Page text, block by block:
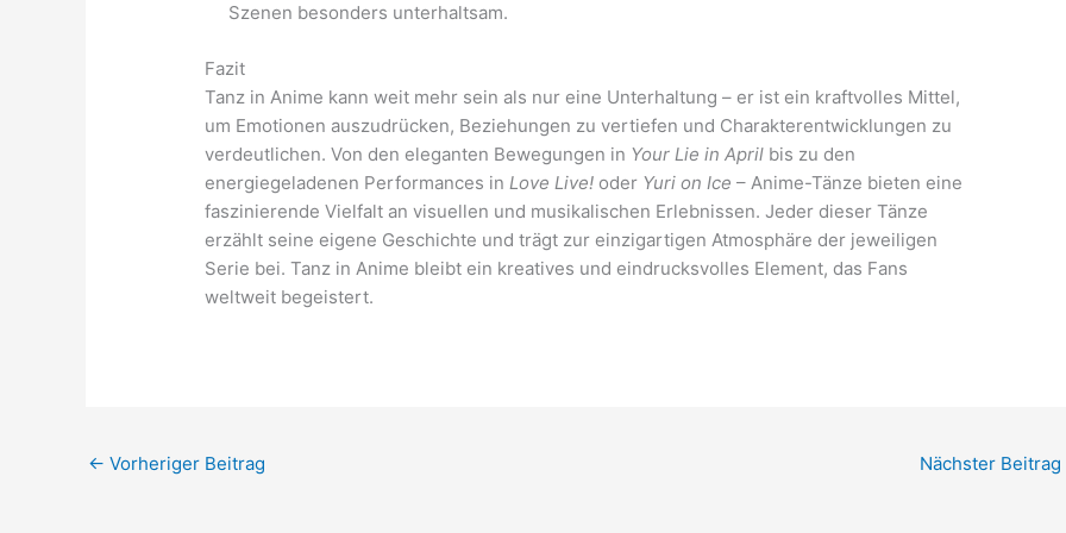
Szenen besonders unterhaltsam.
Fazit
Tanz in Anime kann weit mehr sein als nur eine Unterhaltung – er ist ein kraftvolles Mittel,
um Emotionen auszudrücken, Beziehungen zu vertiefen und Charakterentwicklungen zu
verdeutlichen. Von den eleganten Bewegungen in Your Lie in April bis zu den
energiegeladenen Performances in Love Live! oder Yuri on Ice – Anime-Tänze bieten eine
faszinierende Vielfalt an visuellen und musikalischen Erlebnissen. Jeder dieser Tänze
erzählt seine eigene Geschichte und trägt zur einzigartigen Atmosphäre der jeweiligen
Serie bei. Tanz in Anime bleibt ein kreatives und eindrucksvolles Element, das Fans
weltweit begeistert.
← Vorheriger Beitrag Nächster Beitrag